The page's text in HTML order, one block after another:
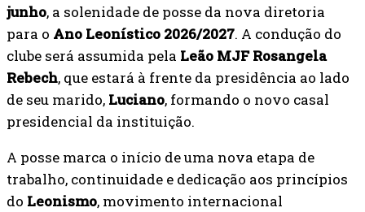
junho, a solenidade de posse da nova diretoria
para o Ano Leonístico 2026/2027. A condução do
clube será assumida pela Leão MJF Rosangela
Rebech, que estará à frente da presidência ao lado
de seu marido, Luciano, formando o novo casal
presidencial da instituição.
A posse marca o início de uma nova etapa de
trabalho, continuidade e dedicação aos princípios
do Leonismo, movimento internacional